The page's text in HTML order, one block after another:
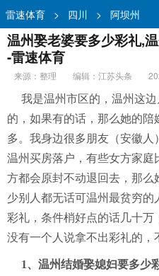
雷速体育 > 四川 > 阿坝州
温州娶老婆要多少彩礼,
-雷速体育
来源：整理 编辑：江苏头条
我是温州市区的，温州这
的，如果有的话，那么她的
多。我身边很多朋友（安徽
温州买房落户，有些女方家
方都会原封不动退回去，那
少别人都无话可温州最贫穷
彩礼，条件梢好点的话几十
没有一个人说拿不出彩礼的，
1、温州结婚娶媳妇要多少